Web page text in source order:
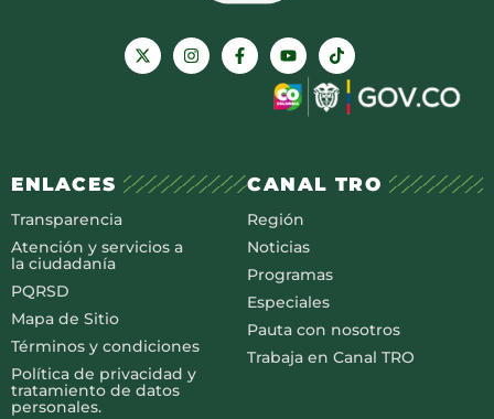
ENLACES
Transparencia
Atención y servicios a
la ciudadanía
PQRSD
Mapa de Sitio
Términos y condiciones
Política de privacidad y
tratamiento de datos
personales.
CANAL TRO
Región
Noticias
Programas
Especiales
Pauta con nosotros
Trabaja en Canal TRO